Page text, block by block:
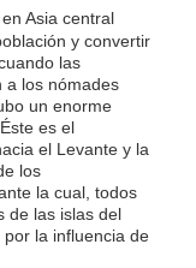
Asia central
y convertir
las
a los nómades
un enorme
es el
el Levante y la
los
la cual, todos
de las islas del
la influencia de